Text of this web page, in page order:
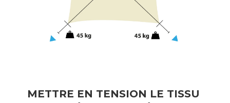
METTRE EN TENSION LE TISSU